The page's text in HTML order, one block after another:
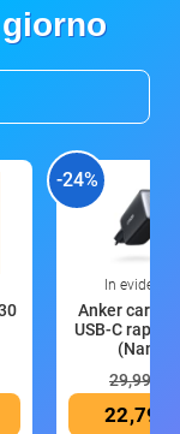
-24%
In evidenza
Anker
USB-C rapido
(Nano
29,99 €
22,79 €